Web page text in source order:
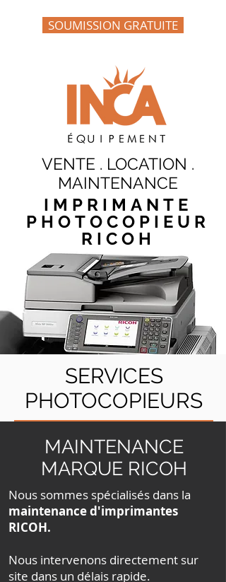
VENTE . LOCATION .
MAINTENANCE
IMPRIMANTE
PHOTOCOPIEUR
RICOH
SOUMISSION GRATUITE
SERVICES
PHOTOCOPIEURS
Que vous vous trouviez à
Montréal, sur la Rive-Nord ou sur
la Rive-Sud, pour des solutions
de bureau adaptées à vos
besoins, un service attentionné,
personnalisé et à bas prix,
des photocopieurs usagés
MAINTENANCE
MARQUE RICOH
Nous sommes spécialisés dans la
maintenance d'imprimantes
RICOH.
Nous intervenons directement sur
site dans un délais rapide.